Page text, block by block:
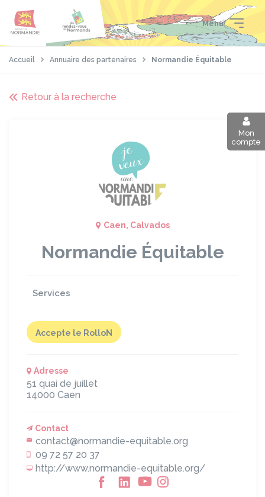
contenu
pied
Menu
Mon
compte
Accueil Annuaire des partenaires Normandie Équitable
Retour à la recherche
Caen, Calvados
Normandie Équitable
Services
Accepte le RolloN
Adresse
51 quai de juillet
14000 Caen
Contact
contact@normandie-equitable.org
09 72 57 20 37
http://www.normandie-equitable.org/
Panneau de gestion des cookies